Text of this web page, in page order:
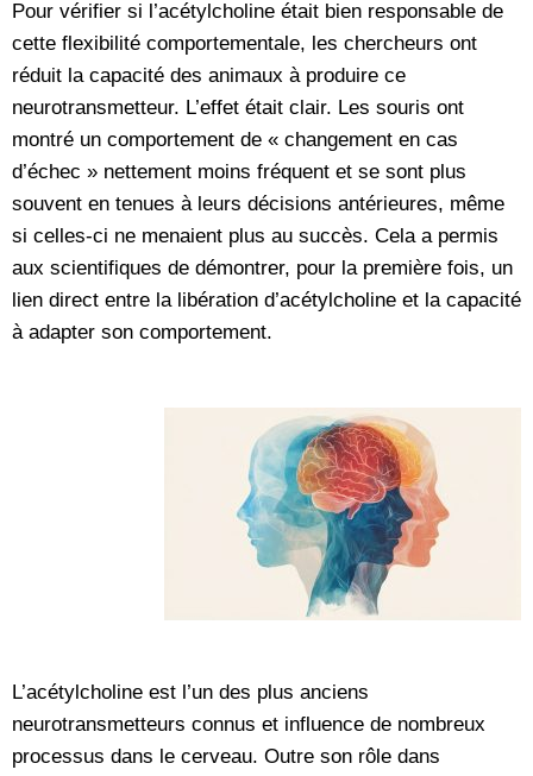
Pour vérifier si l’acétylcholine était bien responsable de
cette flexibilité comportementale, les chercheurs ont
réduit la capacité des animaux à produire ce
neurotransmetteur. L’effet était clair. Les souris ont
montré un comportement de « changement en cas
d’échec » nettement moins fréquent et se sont plus
souvent en tenues à leurs décisions antérieures, même
si celles-ci ne menaient plus au succès. Cela a permis
aux scientifiques de démontrer, pour la première fois, un
lien direct entre la libération d’acétylcholine et la capacité
à adapter son comportement.
L’acétylcholine est l’un des plus anciens
neurotransmetteurs connus et influence de nombreux
processus dans le cerveau. Outre son rôle dans